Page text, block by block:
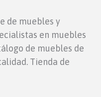
de muebles y
en muebles
de muebles de
Tienda de